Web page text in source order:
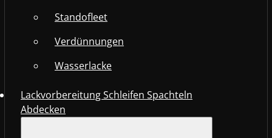
Standofleet
Verdünnungen
Wasserlacke
Lackvorbereitung Schleifen Spachteln
Abdecken